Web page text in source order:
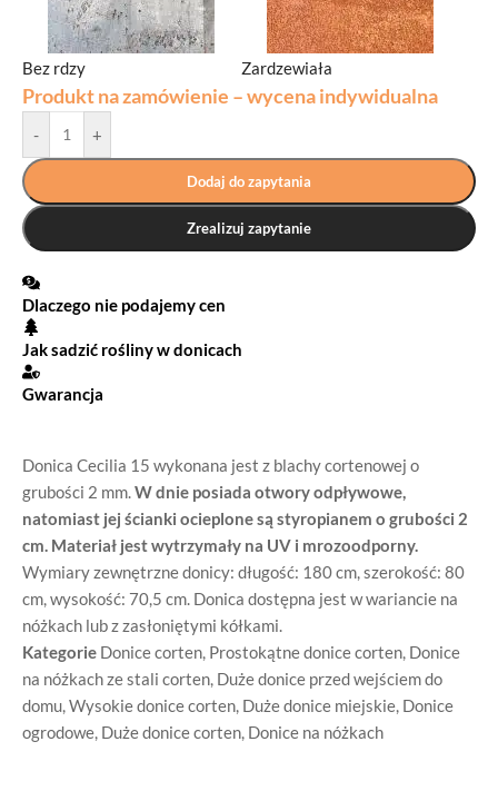
Donica Cecilia 15 wykonana jest z blachy cortenowej o
grubości 2 mm.W dnie posiada otwory odpływowe,
natomiast jej ścianki ocieplone są styropianem o grubości 2
cm. Materiał jest wytrzymały na UV i mrozoodporny.
Wymiary zewnętrzne donicy: długość: 180 cm, szerokość: 80
cm, wysokość: 70,5 cm. Donica dostępna jest w wariancie na
nóżkach lub z zasłoniętymi kółkami.
Kategorie Donice corten, Prostokątne donice corten, Donice
na nóżkach ze stali corten, Duże donice przed wejściem do
domu,Wysokie donice corten, Duże donice miejskie, Donice
ogrodowe, Duże donice corten, Donice na nóżkach
Bez rdzy Zardzewiała
Produkt na zamówienie – wycena indywidualna
- +
Dodaj do zapytania
Zrealizuj zapytanie
Dlaczego nie podajemy cen
Jak sadzić rośliny w donicach
Gwarancja